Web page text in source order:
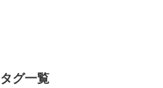
タグ一覧